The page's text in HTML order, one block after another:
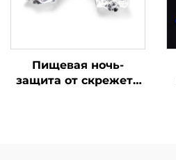
Пищевая ночь-
защита от скрежета